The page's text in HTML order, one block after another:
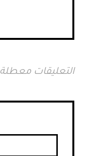
التعليقات معطلة